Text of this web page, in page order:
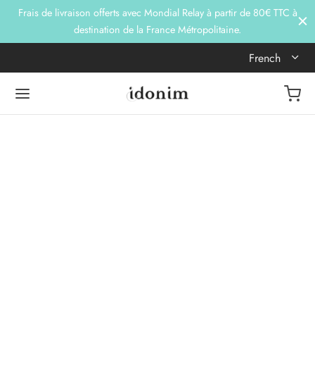
Frais de livraison offerts avec Mondial Relay à partir de 80€ TTC à
destination de la France Métropolitaine.
French